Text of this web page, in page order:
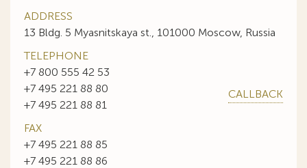
ADDRESS
13 Bldg. 5 Myasnitskaya st., 101000 Moscow, Russia
TELEPHONE
+7 800 555 42 53
+7 495 221 88 80
+7 495 221 88 81
CALLBACK
FAX
+7 495 221 88 85
+7 495 221 88 86